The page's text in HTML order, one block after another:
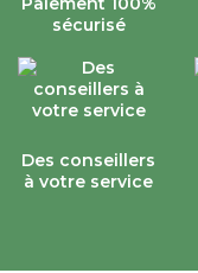
sécurisé
Des conseillers
à votre service